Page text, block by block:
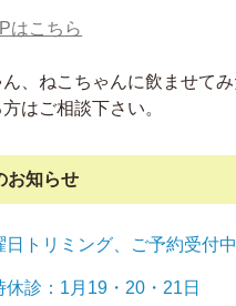
はこちら
、ねこちゃんに飲ませて
はご相談下さい。
お知らせ
日トリミング、ご予約受付中
休診：1月19・20・21日